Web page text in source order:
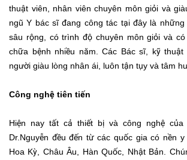
thuật viên, nhân viên chuyên môn giỏi và
ngũ Y bác sĩ đang công tác tại đây là
sâu rộng, có trình độ chuyên môn giỏi và có
chữa bệnh nhiều năm. Các Bác sĩ, kỹ
người giàu lòng nhân ái, luôn tận tụy và tâm
Công nghệ tiên tiến
Hiện nay tất cả thiết bị và công nghệ
Dr.Nguyễn đều đến từ các quốc gia có nền
Hoa Kỳ, Châu Âu, Hàn Quốc, Nhật Bản.